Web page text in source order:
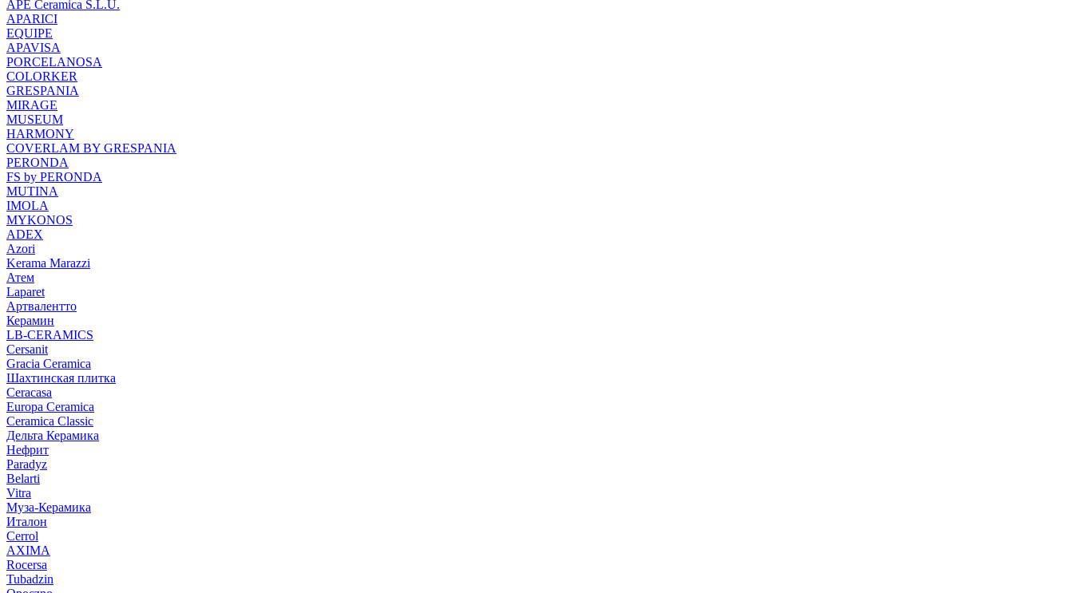
APE Ceramica S.L.U.
APARICI
EQUIPE
APAVISA
PORCELANOSA
COLORKER
GRESPANIA
MIRAGE
MUSEUM
HARMONY
COVERLAM BY GRESPANIA
PERONDA
FS by PERONDA
MUTINA
IMOLA
MYKONOS
ADEX
Azori
Kerama Marazzi
Атем
Laparet
Артвалентто
Керамин
LB-CERAMICS
Cersanit
Gracia Ceramica
Шахтинская плитка
Ceracasa
Europa Ceramica
Ceramica Classic
Дельта Керамика
Нефрит
Paradyz
Belarti
Vitra
Муза-Керамика
Италон
Cerrol
AXIMA
Rocersa
Tubadzin